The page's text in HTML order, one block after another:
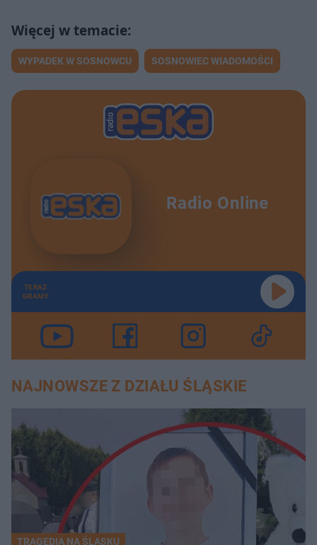
WYPADEK W SOSNOWCU SOSNOWIEC WIADOMOŚCI
Radio Online
TERAZ
GRAMY
NAJNOWSZE Z DZIAŁU ŚLĄSKIE
TRAGEDIA NA ŚLĄSKU